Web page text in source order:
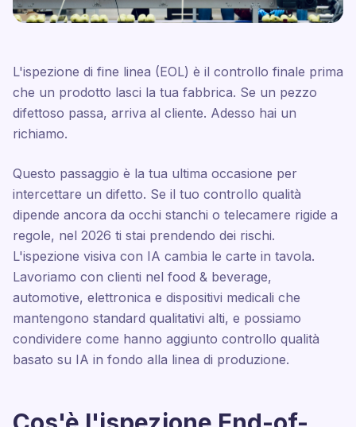
L'ispezione di fine linea (EOL) è il controllo finale prima
che un prodotto lasci la tua fabbrica. Se un pezzo
difettoso passa, arriva al cliente. Adesso hai un
richiamo.
Questo passaggio è la tua ultima occasione per
intercettare un difetto. Se il tuo controllo qualità
dipende ancora da occhi stanchi o telecamere rigide a
regole, nel 2026 ti stai prendendo dei rischi.
L'ispezione visiva con IA cambia le carte in tavola.
Lavoriamo con clienti nel food & beverage,
automotive, elettronica e dispositivi medicali che
mantengono standard qualitativi alti, e possiamo
condividere come hanno aggiunto controllo qualità
basato su IA in fondo alla linea di produzione.